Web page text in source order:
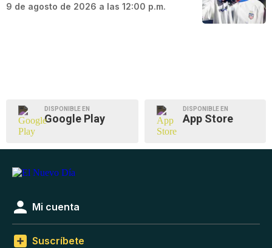
9 de agosto de 2026 a las 12:00 p.m.
DISPONIBLE EN
Google Play
DISPONIBLE EN
App Store
Mi cuenta
Suscríbete